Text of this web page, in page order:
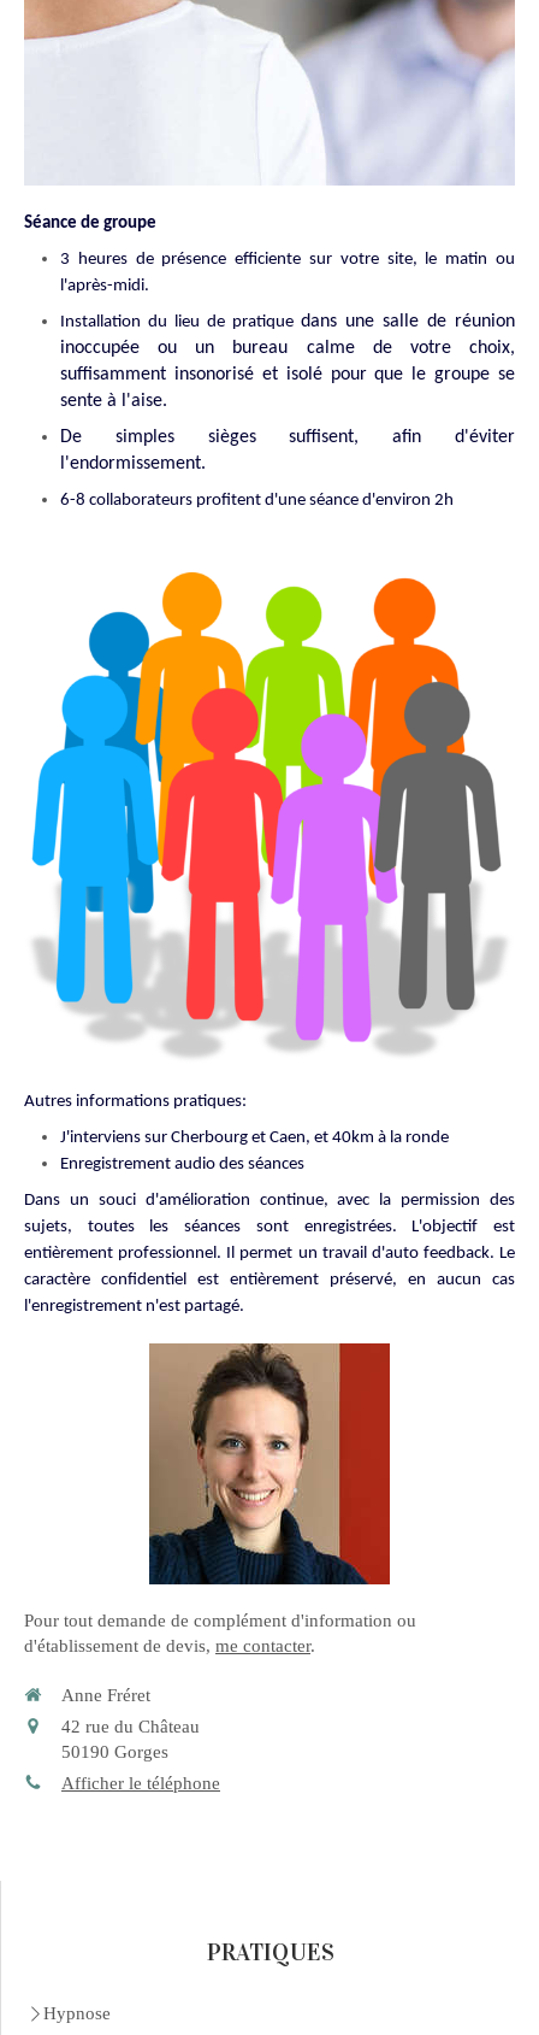
Séance de groupe
3 heures de présence efficiente sur votre site, le matin ou
l'après-midi.
Installation du lieu de pratique dans une salle de réunion
inoccupée ou un bureau calme de votre choix,
suffisamment insonorisé et isolé pour que le groupe se
sente à l'aise.
De simples sièges suffisent, afin d'éviter
l'endormissement.
6-8 collaborateurs profitent d'une séance d'environ 2h
Autres informations pratiques:
J'interviens sur Cherbourg et Caen, et 40km à la ronde
Enregistrement audio des séances
Dans un souci d'amélioration continue, avec la permission des
sujets, toutes les séances sont enregistrées. L'objectif est
entièrement professionnel. Il permet un travail d'auto feedback. Le
caractère confidentiel est entièrement préservé, en aucun cas
l'enregistrement n'est partagé.
Pour tout demande de complément d'information ou
d'établissement de devis, me contacter.
Anne Fréret
42 rue du Château
50190 Gorges
Afficher le téléphone
PRATIQUES
Hypnose